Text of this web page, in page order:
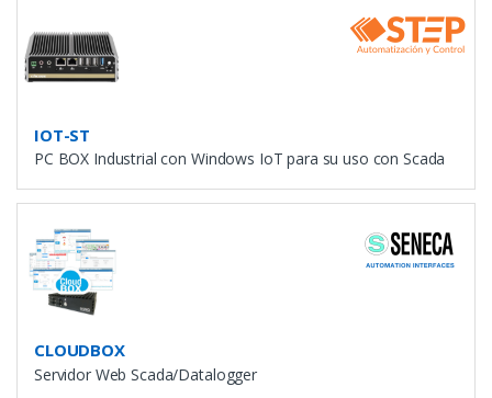
Seneca (1)
IOT-ST
PC BOX Industrial con Windows IoT para su uso con Scada
CLOUDBOX
Servidor Web Scada/Datalogger